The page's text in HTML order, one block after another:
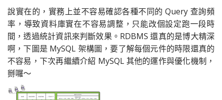
說實在的，實務上並不容易確認各種不同的 Query 查詢頻
率，導致資料庫實在不容易調整，只能改個設定跑一段時
間，透過統計資訊來判斷效果。RDBMS 還真的是博大精深
啊，下圖是 MySQL 架構圖，要了解每個元件的時限還真的
不容易，下次再繼續介紹 MySQL 其他的運作與優化機制，
掰囉～